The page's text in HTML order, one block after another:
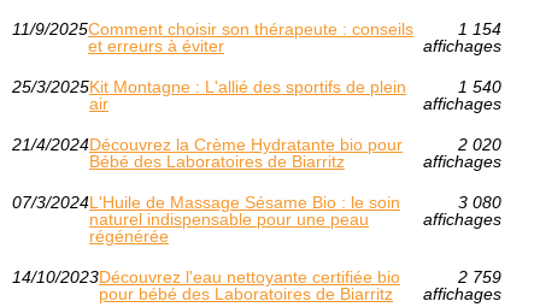
11/9/2025Comment choisir son thérapeute : conseils
et erreurs à éviter
1 154
affichages
25/3/2025Kit Montagne : L'allié des sportifs de plein
air
1 540
affichages
21/4/2024Découvrez la Crème Hydratante bio pour
Bébé des Laboratoires de Biarritz
2 020
affichages
07/3/2024L'Huile de Massage Sésame Bio : le soin
naturel indispensable pour une peau
régénérée
3 080
affichages
14/10/2023Découvrez l'eau nettoyante certifiée bio
pour bébé des Laboratoires de Biarritz
2 759
affichages